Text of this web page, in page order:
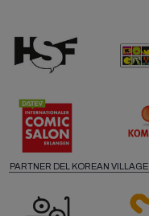
PARTNER DEL KOREAN VILLAGE